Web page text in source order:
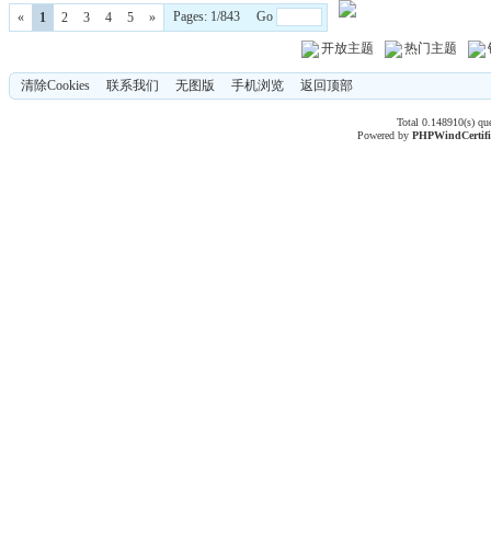
« 1 2 3 4 5 » Pages: 1/843 Go
开放主题 热门主题
清除Cookies 联系我们 无图版 手机浏览 返回顶部
Total 0.148910(s)
Powered byPHPWind